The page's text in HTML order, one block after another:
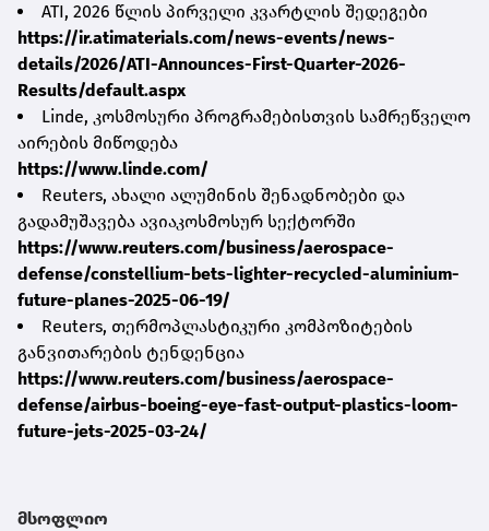
ATI, 2026 წლის პირველი კვარტლის შედეგები
https://ir.atimaterials.com/news-events/news-
details/2026/ATI-Announces-First-Quarter-2026-
Results/default.aspx
Linde, კოსმოსური პროგრამებისთვის სამრეწველო
აირების მიწოდება
https://www.linde.com/
Reuters, ახალი ალუმინის შენადნობები და
გადამუშავება ავიაკოსმოსურ სექტორში
https://www.reuters.com/business/aerospace-
defense/constellium-bets-lighter-recycled-aluminium-
future-planes-2025-06-19/
Reuters, თერმოპლასტიკური კომპოზიტების
განვითარების ტენდენცია
https://www.reuters.com/business/aerospace-
defense/airbus-boeing-eye-fast-output-plastics-loom-
future-jets-2025-03-24/
მსოფლიო